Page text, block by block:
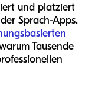
und platziert
Sprach-Apps.
Tausende